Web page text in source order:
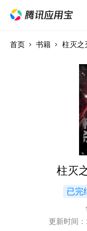
首页 书籍 柱灭之
柱灭
已完
更新时间：